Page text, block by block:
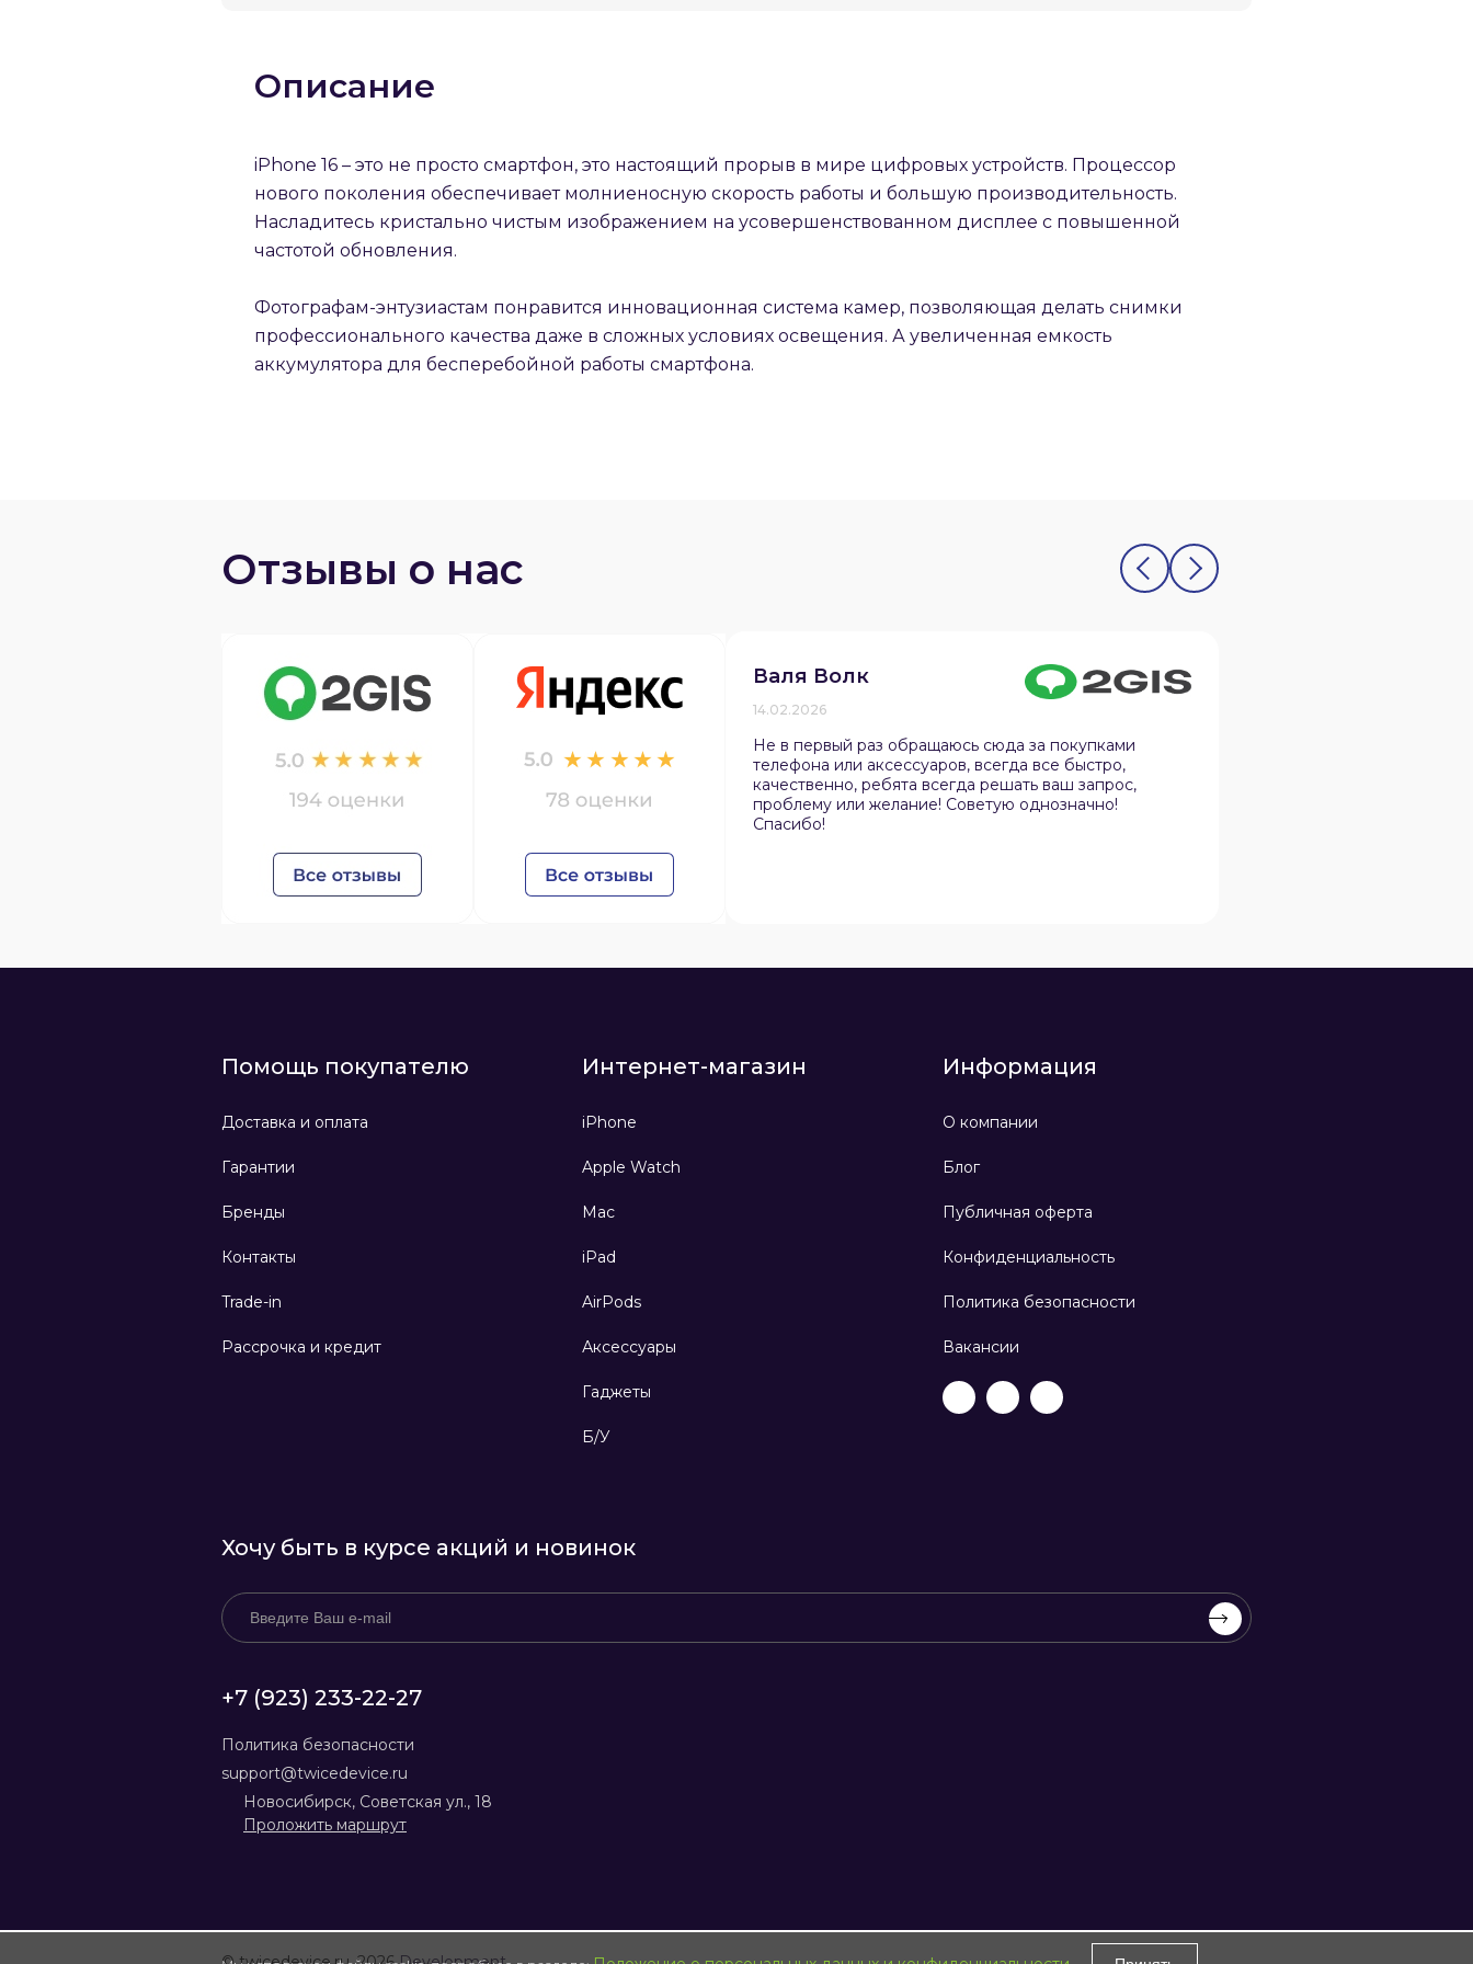
Описание
iPhone 16 – это не просто смартфон, это настоящий прорыв в мире цифровых устройств. Процессор
нового поколения обеспечивает молниеносную скорость работы и большую производительность.
Насладитесь кристально чистым изображением на усовершенствованном дисплее с повышенной
частотой обновления.
Фотографам-энтузиастам понравится инновационная система камер, позволяющая делать снимки
профессионального качества даже в сложных условиях освещения. А увеличенная емкость
аккумулятора для бесперебойной работы смартфона.
Отзывы о нас
Валя Волк
14.02.2026
Не в первый раз обращаюсь сюда за покупками
телефона или аксессуаров, всегда все быстро,
качественно, ребята всегда решать ваш запрос,
проблему или желание! Советую однозначно!
Спасибо!
Подробнее об оплате Плайтом
раз в 2
недели
Остались вопросы?
8 800 302-02-51
Помощь покупателю
Доставка и оплата
Гарантии
Бренды
Контакты
Trade-in
Рассрочка и кредит
Интернет-магазин
iPhone
Apple Watch
Mac
iPad
AirPods
Аксессуары
Гаджеты
Б/У
Информация
О компании
Блог
Публичная оферта
Конфиденциальность
Политика безопасности
Вакансии
Хочу быть в курсе акций и новинок
+7 (923) 233-22-27
Политика безопасности
support@twicedevice.ru
Новосибирск, Советская ул., 18
Проложить маршрут